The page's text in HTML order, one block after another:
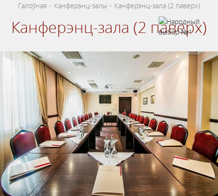
Галоўная - Канферэнц-залы - Канферэнц-зала (2 паверх)
Канферэнц-зала (2 паверх)